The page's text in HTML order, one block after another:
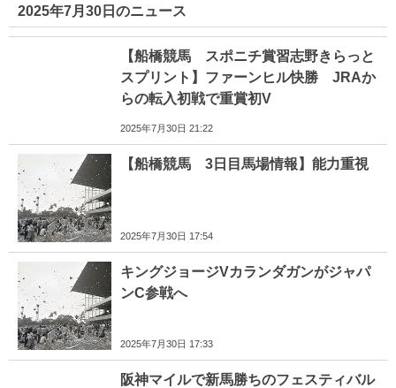
2025年7月30日のニュース
【船橋競馬 スポニチ賞習志野きらっと
スプリント】ファーンヒル快勝 JRAか
らの転入初戦で重賞初V
2025年7月30日 21:22
【船橋競馬 3日目馬場情報】能力重視
2025年7月30日 17:54
キングジョージVカランダガンがジャパ
ンC参戦へ
2025年7月30日 17:33
阪神マイルで新馬勝ちのフェスティバル